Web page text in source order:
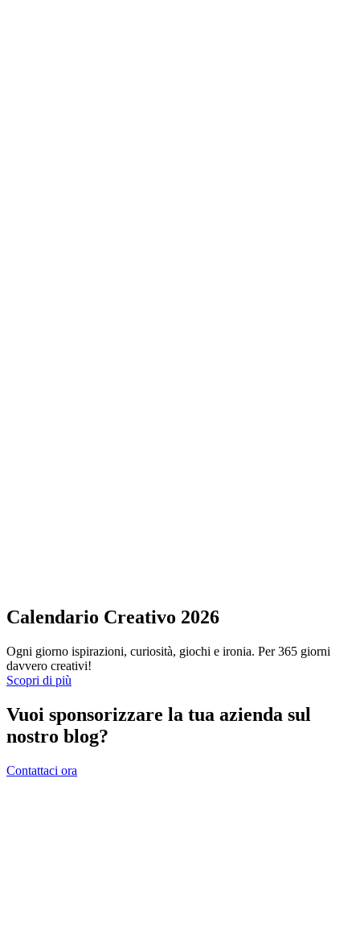
Calendario Creativo 2026
Ogni giorno ispirazioni, curiosità, giochi e ironia. Per 365 giorni
davvero creativi!
Scopri di più
Vuoi sponsorizzare la tua azienda sul
nostro blog?
Contattaci ora